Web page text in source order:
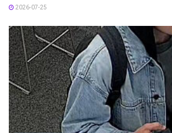
2026-07-25